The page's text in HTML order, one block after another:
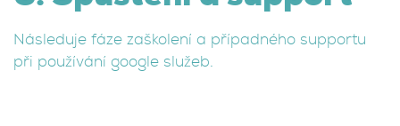
Následuje fáze zaškolení a případného supportu
při používání google služeb.